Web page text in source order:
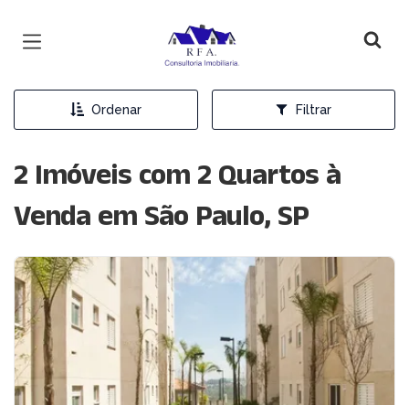
Página inicial
Ordenar Filtrar
2 Imóveis com 2 Quartos à
Venda em São Paulo, SP